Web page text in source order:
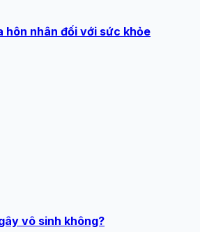
hôn nhân đối với sức khỏe
vô sinh không?